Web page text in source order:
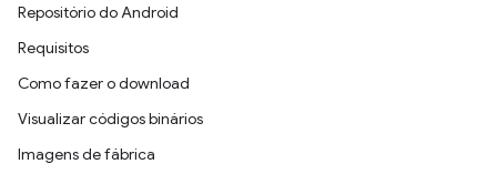
Repositório do Android
Requisitos
Como fazer o download
Visualizar códigos binários
Imagens de fábrica